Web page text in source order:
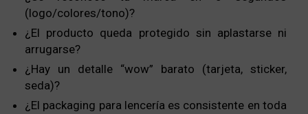
(logo/colores/tono)?
¿El producto queda protegido sin aplastarse ni
arrugarse?
¿Hay un detalle “wow” barato (tarjeta, sticker,
seda)?
¿El packaging para lencería es consistente en toda